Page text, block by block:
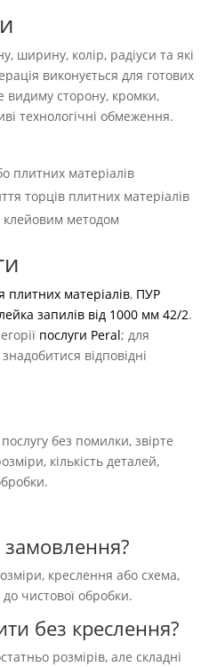
ширину, колір, радіуси та які
виконується для готових
видиму сторону, кромки,
технологічні обмеження.
плитних матеріалів
торців плитних матеріалів
методом
матеріалів, ПУР
запилів від 1000 мм 42/2.
послуги Peral; для
відповідні
без помилки, звірте
кількість деталей,
креслення або схема,
до чистової обробки.
без креслення?
розмірів, але складні